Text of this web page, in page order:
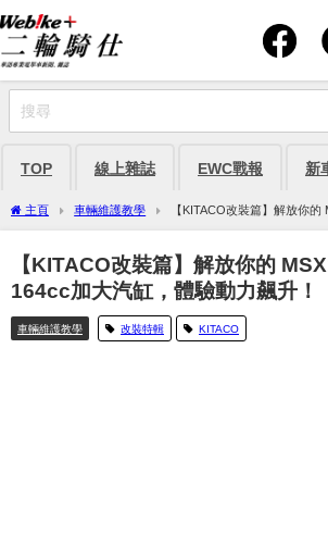
TOP 線上雜誌 EWC戰報 新
主頁 車輛維護教學
【KITACO改裝篇】解放你的
加大汽缸，體驗動力飆升！
【KITACO改裝篇】解放你的
164cc加大汽缸，體驗動力飆升！
車輛維護教學 改裝特輯 KITACO